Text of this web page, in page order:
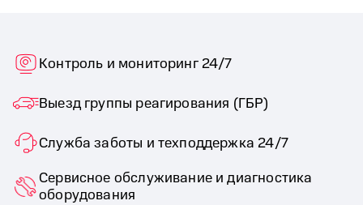
Контроль и мониторинг 24/7
Выезд группы реагирования (ГБР)
Служба заботы и техподдержка 24/7
Сервисное обслуживание и диагностика
оборудования